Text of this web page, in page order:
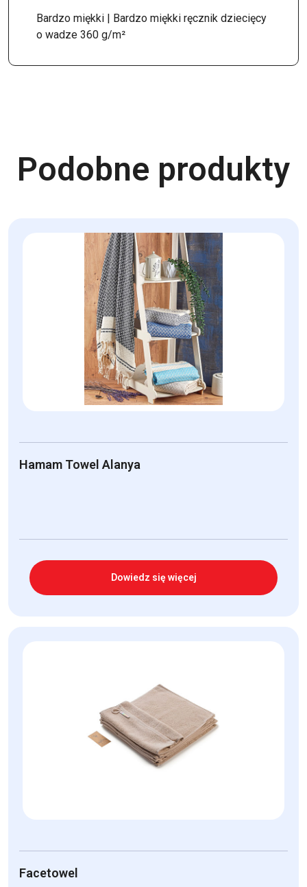
Bardzo miękki | Bardzo miękki ręcznik dziecięcy
o wadze 360 g/m²
Podobne produkty
Hamam Towel Alanya
Dowiedz się więcej
Facetowel